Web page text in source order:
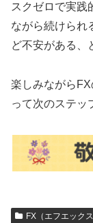
スクゼロで実践
ながら続けられ
ど不安がある、
楽しみながら
って次のステッ
FX（エフエック